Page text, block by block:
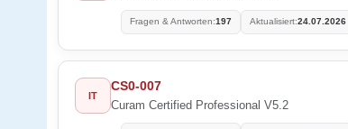
Fragen & Antworten:197 Aktualisiert:24.07.2026
IT
CS0-007
Curam Certified Professional V5.2